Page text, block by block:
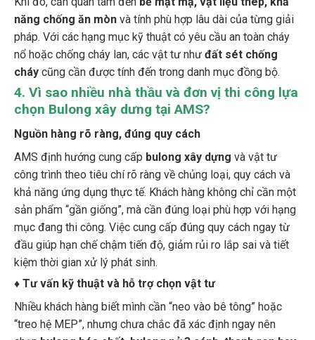
năng chống ăn mòn và tính phù hợp lâu dài của từng giải
pháp. Với các hạng mục kỹ thuật có yêu cầu an toàn cháy
nổ hoặc chống cháy lan, các vật tư nhưđất sét chống
cháycũng cần được tính đến trong danh mục đồng bộ.
4.Vì sao nhiều nhà thầu và đơn vị thi công lựa
chọn Bulong xây dưng tại AMS?
công trình theo tiêu chí rõ ràng về chủng loại, quy cách và
khả năng ứng dụng thực tế. Khách hàng không chỉ cần một
sản phẩm “gần giống”, mà cần đúng loại phù hợp với hạng
mục đang thi công. Việc cung cấp đúng quy cách ngay từ
đầu giúp hạn chế chậm tiến độ, giảm rủi ro lắp sai và tiết
kiệm thời gian xử lý phát sinh.
♦ Tư vấn kỹ thuật và hỗ trợ chọn vật tư
“treo hệ MEP”, nhưng chưa chắc đã xác định ngay nên
chọn bulong hóa chất, bulong nở 3 cánh, thanh ren hay